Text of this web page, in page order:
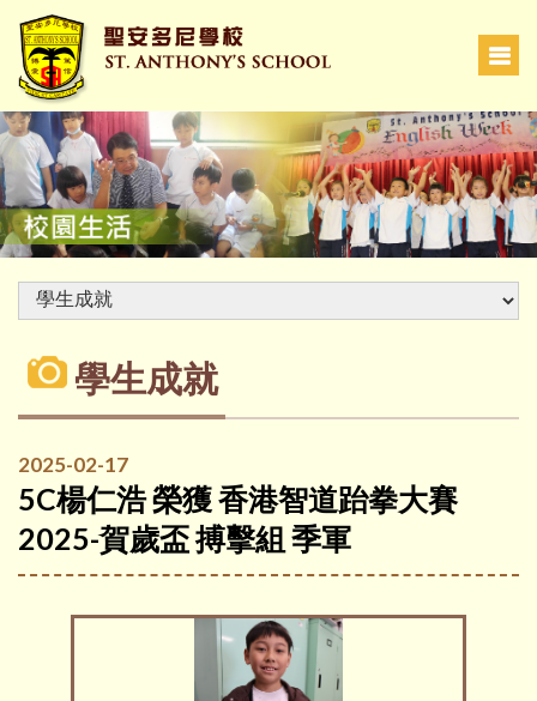
學生成就
2025-02-17
5C楊仁浩 榮獲 香港智道跆拳大賽
2025-賀歲盃 搏擊組 季軍